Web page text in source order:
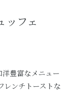
ッフェ
豊富なメニュー
レンチトーストな